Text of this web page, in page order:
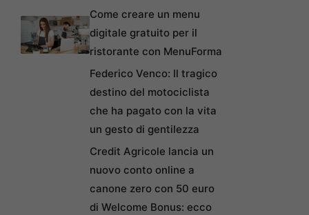
Come creare un menu
digitale gratuito per il
ristorante con MenuForma
Federico Venco: Il tragico
destino del motociclista
che ha pagato con la vita
un gesto di gentilezza
Credit Agricole lancia un
nuovo conto online a
canone zero con 50 euro
di Welcome Bonus: ecco